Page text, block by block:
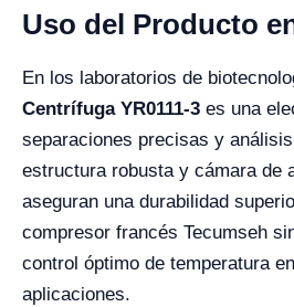
Uso del Producto
En los laboratorios de
Centrífuga YR0111-3 es una
separaciones precisas y
estructura robusta y cámara de
aseguran una durabilidad
compresor francés Tecumseh
control óptimo de temperatura
aplicaciones.